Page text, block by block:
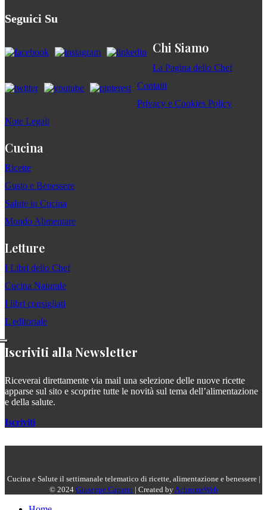
Seguici Su
Chi Siamo
La Pagina dello Chef
Contatti
Privacy e Cookies Policy
Note Legali
Cucina
Ricette
Gusto e Benessere
Salute in Cucina
Mondo Alimentare
Letture
I Libri dello Chef
Cucina Naturale
I libri consigliati
L'editoriale
Iscriviti alla Newsletter
Riceverai direttamente via mail una selezione delle nuove ricette
apparse sul sito e scoprire tutte le novità sul tema dell’alimentazione
e della salute.
Iscriviti
Cucina e Salute il settimanale telematico di ricette, alimentazione e benessere |
© 2024 Giuseppe Capano | Created byAchromeWeb